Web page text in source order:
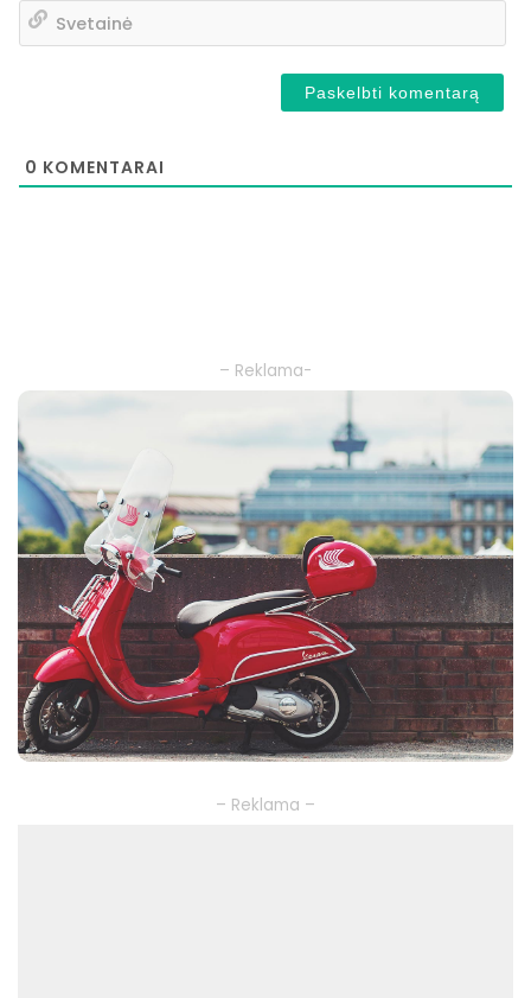
0 KOMENTARAI
– Reklama-
– Reklama –